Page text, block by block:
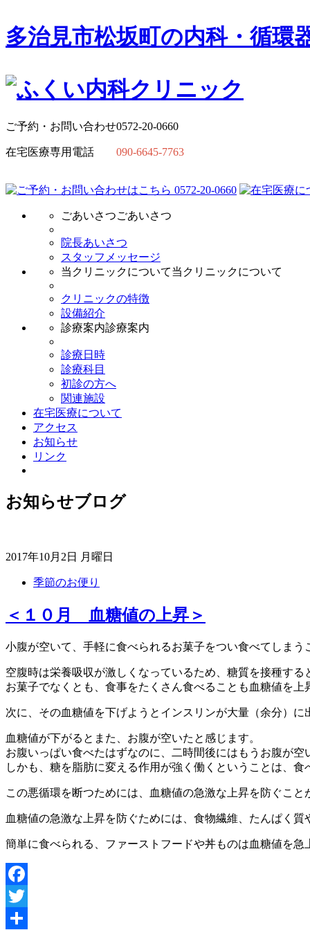
多治見市松坂町の内科・循環
ご予約・お問い合わせ0572-20-0660
在宅医療専用電話 090-6645-7763
ごあいさつごあいさつ
院長あいさつ
スタッフメッセージ
当クリニックについて当クリニックについて
クリニックの特徴
設備紹介
診療案内診療案内
診療日時
診療科目
初診の方へ
関連施設
在宅医療について
アクセス
お知らせ
リンク
お知らせブログ
2017年10月2日 月曜日
季節のお便り
＜１０月 血糖値の上昇＞
小腹が空いて、手軽に食べられるお菓子をつい食べてしまう
空腹時は栄養吸収が激しくなっているため、糖質を接種す
お菓子でなくとも、食事をたくさん食べることも血糖値を上
次に、その血糖値を下げようとインスリンが大量（余分）
血糖値が下がるとまた、お腹が空いたと感じます。
お腹いっぱい食べたはずなのに、二時間後にはもうお腹が空
しかも、糖を脂肪に変える作用が強く働くということは、
この悪循環を断つためには、血糖値の急激な上昇を防ぐこと
血糖値の急激な上昇を防ぐためには、食物繊維、たんぱく
簡単に食べられる、ファーストフードや丼ものは血糖値を
Facebook
Twitter